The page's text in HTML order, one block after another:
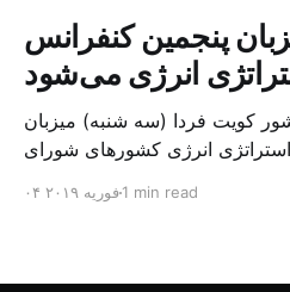
پنجمین کنفرانس
انرژی می‌شود
کویت فردا (سه شنبه) میزبان
استراتژی انرژی کشورهای شورای
نفت و گاز در این کنفرانس
۰۴ فوریه ۲۰۱۹1 min read